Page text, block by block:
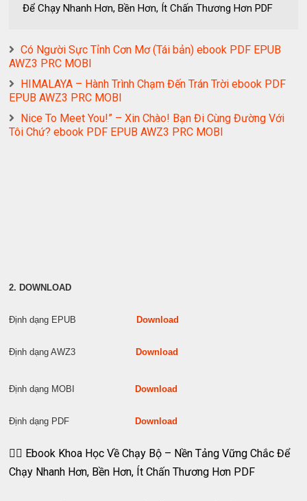
Để Chạy Nhanh Hơn, Bền Hơn, Ít Chấn Thương Hơn PDF
Có Người Sực Tỉnh Cơn Mơ (Tái bản) ebook PDF EPUB
AWZ3 PRC MOBI
HIMALAYA – Hành Trình Chạm Đến Trán Trời ebook PDF
EPUB AWZ3 PRC MOBI
Nice To Meet You!” – Xin Chào! Bạn Đi Cùng Đường Với
Tôi Chứ? ebook PDF EPUB AWZ3 PRC MOBI
2. DOWNLOAD
Định dạng EPUBDownload
Định dạng AWZ3Download
Định dạng MOBIDownload
Định dạng PDFDownload
🏃‍♂️ Ebook Khoa Học Về Chạy Bộ – Nền Tảng Vững Chắc Để
Chạy Nhanh Hơn, Bền Hơn, Ít Chấn Thương Hơn PDF